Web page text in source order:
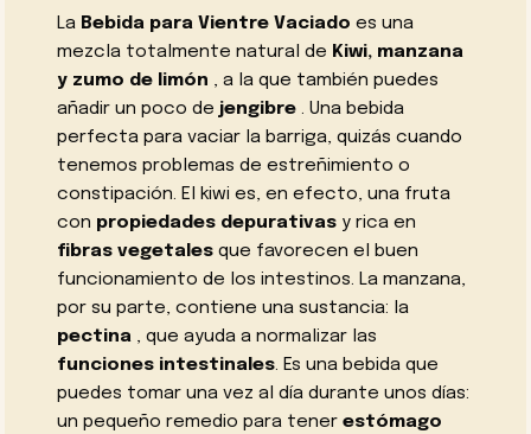
La Bebida para Vientre Vaciado es una
mezcla totalmente natural de Kiwi, manzana
y zumo de limón , a la que también puedes
añadir un poco dejengibre . Una bebida
perfecta para vaciar la barriga, quizás cuando
tenemos problemas de estreñimiento o
constipación. El kiwi es, en efecto, una fruta
con propiedades depurativas y rica en
fibras vegetales que favorecen el buen
funcionamiento de los intestinos. La manzana,
por su parte, contiene una sustancia: la
pectina , que ayuda a normalizar las
funciones intestinales. Es una bebida que
puedes tomar una vez al día durante unos días:
un pequeño remedio para tenerestómago